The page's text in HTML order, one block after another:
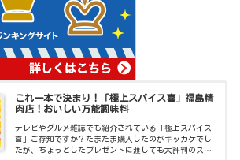
これ一本で決まり！「極上スパイス喜」福島精
肉店！おいしい万能調味料
テレビやグルメ雑誌でも紹介されている「極上スパイス
喜」ご存知ですか？たまたま購入したのがキッカケでし
たが、ちょっとしたプレゼントに渡しても大評判のスパ